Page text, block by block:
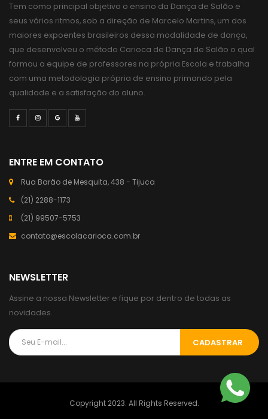
Tem como principal objetivo o ensino da Dança de Salão e
seus vários ritmos, sob a direção de Marcelo Martins, um dos
maiores expoentes brasileiros dessa modalidade de dança,
que desenvolveu o método Carioca de Dança de Salão o qual
formou a equipe de professores na própria Escola e trabalha
com uma metodologia própria de ensino primando pela
qualidade e a satisfação do aluno.
ENTRE EM CONTATO
Rua Barão de Mesquita, 438 - Tijuca
(21) 2288-1173
(21) 99507-5753
contato@escolacarioca.com.br
NEWSLETTER
Assine a nossa Newsletter e fique por dentro de todas as
novidades.
CADASTRAR
Copyright 2023. All Rights Reserved.